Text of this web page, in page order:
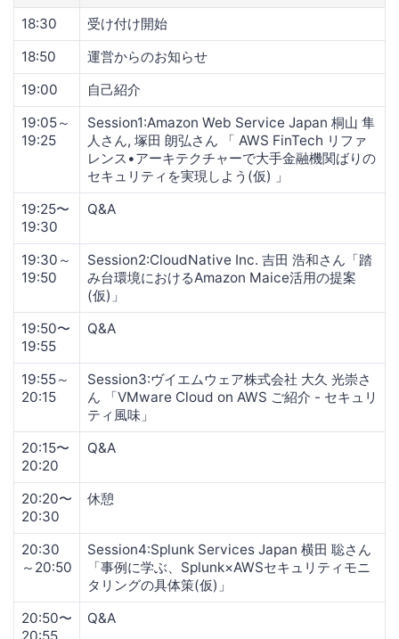
18:30
受け付け開始
18:50
運営からのお知らせ
19:00
自己紹介
19:05～
19:25
Session1:Amazon Web Service Japan 桐山 隼
人さん, 塚田 朗弘さん 「 AWS FinTech リファ
レンス•アーキテクチャーで大手金融機関ばりの
セキュリティを実現しよう(仮) 」
19:25〜
19:30
Q&A
19:30～
19:50
Session2:CloudNative Inc. 吉田 浩和さん「踏
み台環境におけるAmazon Maice活用の提案
(仮)」
19:50〜
19:55
Q&A
19:55～
20:15
Session3:ヴイエムウェア株式会社 大久 光崇さ
ん 「VMware Cloud on AWS ご紹介 - セキュリ
ティ風味」
20:15〜
20:20
Q&A
20:20〜
20:30
休憩
20:30
～20:50
Session4:Splunk Services Japan 横田 聡さん
「事例に学ぶ、Splunk×AWSセキュリティモニ
タリングの具体策(仮)」
20:50〜
20:55
Q&A